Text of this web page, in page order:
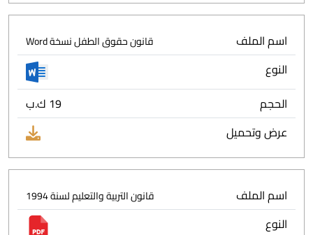
اسم الملف قانون حقوق الطفل نسخة Word
النوع
الحجم
19 ك.ب
عرض وتحميل
اسم الملف قانون التربية والتعليم لسنة 1994
النوع